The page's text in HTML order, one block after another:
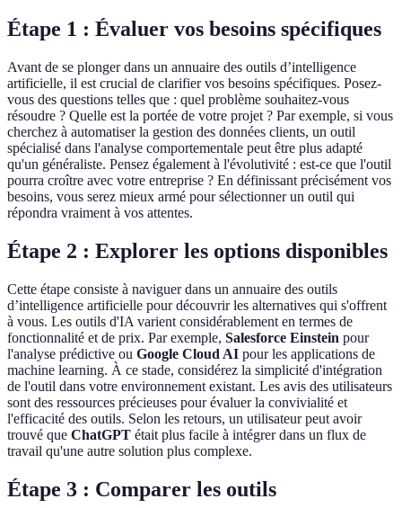
Étape 1 : Évaluer vos besoins spécifiques
Avant de se plonger dans un annuaire des outils d’intelligence
artificielle, il est crucial de clarifier vos besoins spécifiques. Posez-
vous des questions telles que : quel problème souhaitez-vous
résoudre ? Quelle est la portée de votre projet ? Par exemple, si vous
cherchez à automatiser la gestion des données clients, un outil
spécialisé dans l'analyse comportementale peut être plus adapté
qu'un généraliste. Pensez également à l'évolutivité : est-ce que l'outil
pourra croître avec votre entreprise ? En définissant précisément vos
besoins, vous serez mieux armé pour sélectionner un outil qui
répondra vraiment à vos attentes.
Étape 2 : Explorer les options disponibles
Cette étape consiste à naviguer dans un annuaire des outils
d’intelligence artificielle pour découvrir les alternatives qui s'offrent
à vous. Les outils d'IA varient considérablement en termes de
fonctionnalité et de prix. Par exemple, Salesforce Einstein pour
l'analyse prédictive ou Google Cloud AI pour les applications de
machine learning. À ce stade, considérez la simplicité d'intégration
de l'outil dans votre environnement existant. Les avis des utilisateurs
sont des ressources précieuses pour évaluer la convivialité et
l'efficacité des outils. Selon les retours, un utilisateur peut avoir
trouvé que ChatGPT était plus facile à intégrer dans un flux de
travail qu'une autre solution plus complexe.
Étape 3 : Comparer les outils